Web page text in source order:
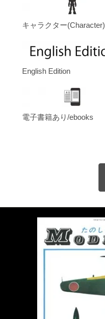
キャラクター(Character)
English Edition
電子書籍あり/ebooks